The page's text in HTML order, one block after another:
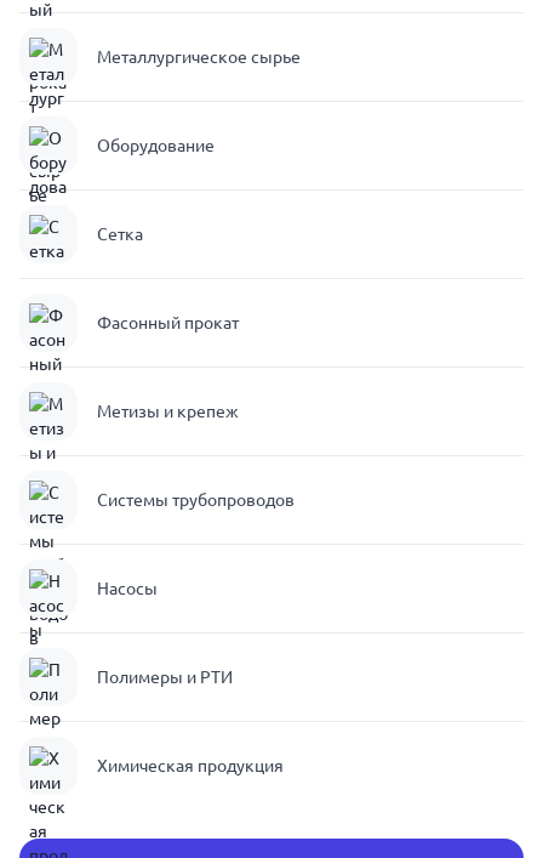
Металлургическое сырье
Оборудование
Сетка
Фасонный прокат
Метизы и крепеж
Системы трубопроводов
Насосы
Полимеры и РТИ
Химическая продукция